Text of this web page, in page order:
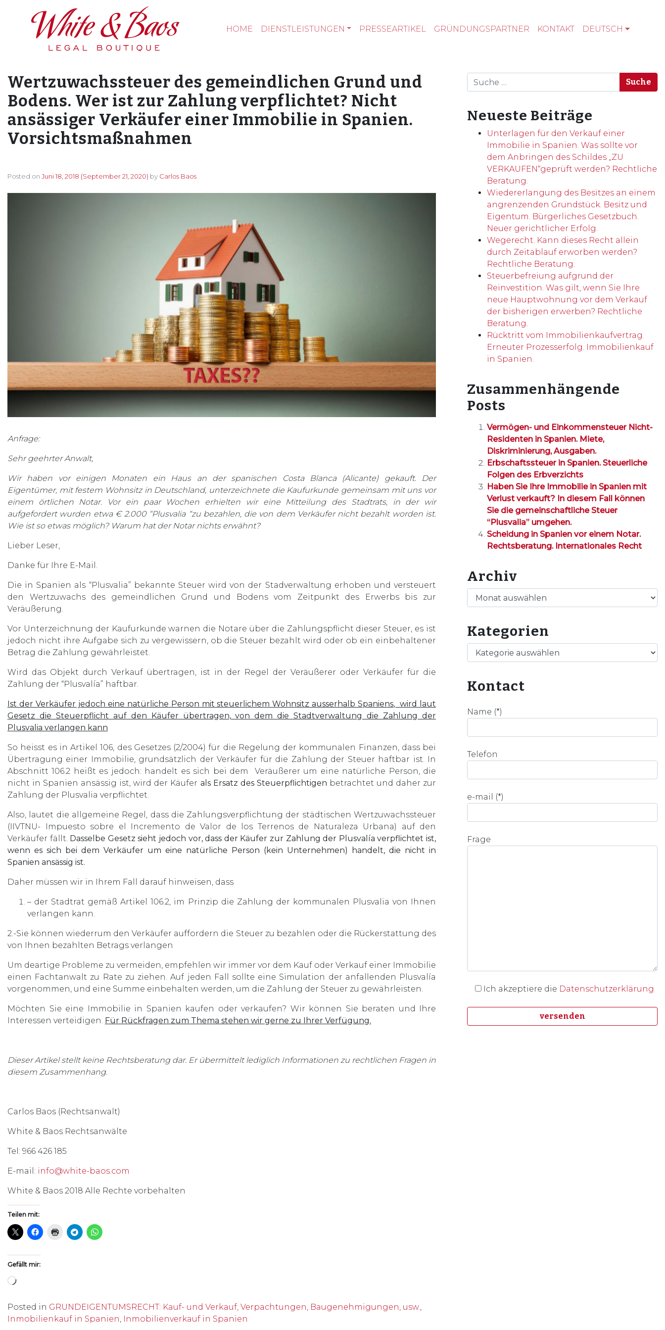
Main Navigation HOME DIENSTLEISTUNGEN PRESSEARTIKEL GRÜNDUNGSPARTNER KONTAKT DEUTSCH
Wertzuwachssteuer des gemeindlichen Grund und
Bodens. Wer ist zur Zahlung verpflichtet? Nicht
ansässiger Verkäufer einer Immobilie in Spanien.
Vorsichtsmaßnahmen
Posted on Juni 18, 2018 (September 21, 2020) by Carlos Baos
Anfrage:
Sehr geehrter Anwalt,
Wir haben vor einigen Monaten ein Haus an der spanischen Costa Blanca (Alicante) gekauft. Der
Eigentümer, mit festem Wohnsitz in Deutschland, unterzeichnete die Kaufurkunde gemeinsam mit uns vor
einem örtlichen Notar. Vor ein paar Wochen erhielten wir eine Mitteilung des Stadtrats, in der wir
aufgefordert wurden etwa € 2.000 “Plusvalia “zu bezahlen, die von dem Verkäufer nicht bezahlt worden ist.
Wie ist so etwas möglich? Warum hat der Notar nichts erwähnt?
Lieber Leser,
Danke für Ihre E-Mail.
Die in Spanien als “Plusvalia” bekannte Steuer wird von der Stadverwaltung erhoben und versteuert
den Wertzuwachs des gemeindlichen Grund und Bodens vom Zeitpunkt des Erwerbs bis zur
Veräußerung.
Vor Unterzeichnung der Kaufurkunde warnen die Notare über die Zahlungspflicht dieser Steuer, es ist
jedoch nicht ihre Aufgabe sich zu vergewissern, ob die Steuer bezahlt wird oder ob ein einbehaltener
Betrag die Zahlung gewährleistet.
Wird das Objekt durch Verkauf übertragen, ist in der Regel der Veräußerer oder Verkäufer für die
Zahlung der “Plusvalía” haftbar.
Ist der Verkäufer jedoch eine natürliche Person mit steuerlichem Wohnsitz ausserhalb Spaniens, wird laut
Gesetz die Steuerpflicht auf den Käufer übertragen, von dem die Stadtverwaltung die Zahlung der
Plusvalia verlangen kann
So heisst es in Artikel 106, des Gesetzes (2/2004) für die Regelung der kommunalen Finanzen, dass bei
Übertragung einer Immobilie, grundsätzlich der Verkäufer für die Zahlung der Steuer haftbar ist. In
Abschnitt 106.2 heißt es jedoch: handelt es sich bei dem Veräußerer um eine natürliche Person, die
nicht in Spanien ansässig ist, wird der Käufer als Ersatz des Steuerpflichtigen betrachtet und daher zur
Zahlung der Plusvalia verpflichtet.
Also, lautet die allgemeine Regel, dass die Zahlungsverpflichtung der städtischen Wertzuwachssteuer
(IIVTNU- Impuesto sobre el Incremento de Valor de los Terrenos de Naturaleza Urbana) auf den
Verkäufer fällt. Dasselbe Gesetz sieht jedoch vor, dass der Käufer zur Zahlung der Plusvalía verpflichtet ist,
wenn es sich bei dem Verkäufer um eine natürliche Person (kein Unternehmen) handelt, die nicht in
Spanien ansässig ist.
Daher müssen wir in Ihrem Fall darauf hinweisen, dass
– der Stadtrat gemäß Artikel 106.2, im Prinzip die Zahlung der kommunalen Plusvalia von Ihnen
verlangen kann.
2.-Sie können wiederrum den Verkäufer auffordern die Steuer zu bezahlen oder die Rückerstattung des
von Ihnen bezahlten Betrags verlangen
Um deartige Probleme zu vermeiden, empfehlen wir immer vor dem Kauf oder Verkauf einer Immobilie
einen Fachtanwalt zu Rate zu ziehen. Auf jeden Fall sollte eine Simulation der anfallenden Plusvalía
vorgenommen, und eine Summe einbehalten werden, um die Zahlung der Steuer zu gewährleisten.
Möchten Sie eine Immobilie in Spanien kaufen oder verkaufen? Wir können Sie beraten und Ihre
Interessen verteidigen. Für Rückfragen zum Thema stehen wir gerne zu Ihrer Verfügung.
Dieser Artikel stellt keine Rechtsberatung dar. Er übermittelt lediglich Informationen zu rechtlichen Fragen in
diesem Zusammenhang.
Carlos Baos (Rechtsanwalt)
White & Baos Rechtsanwälte
Tel: 966 426 185
E-mail: info@white-baos.com
White & Baos 2018 Alle Rechte vorbehalten
Teilen mit:
Gefällt mir:
Wird geladen …
Posted in GRUNDEIGENTUMSRECHT: Kauf- und Verkauf, Verpachtungen, Baugenehmigungen, usw.,
Inmobilienkauf in Spanien, Inmobilienverkauf in Spanien
Suche
Neueste Beiträge
Unterlagen für den Verkauf einer
Immobilie in Spanien. Was sollte vor
dem Anbringen des Schildes „ZU
VERKAUFEN“geprüft werden? Rechtliche
Beratung.
Wiedererlangung des Besitzes an einem
angrenzenden Grundstück. Besitz und
Eigentum. Bürgerliches Gesetzbuch.
Neuer gerichtlicher Erfolg.
Wegerecht. Kann dieses Recht allein
durch Zeitablauf erworben werden?
Rechtliche Beratung.
Steuerbefreiung aufgrund der
Reinvestition. Was gilt, wenn Sie Ihre
neue Hauptwohnung vor dem Verkauf
der bisherigen erwerben? Rechtliche
Beratung.
Rücktritt vom Immobilienkaufvertrag.
Erneuter Prozesserfolg. Immobilienkauf
in Spanien.
Zusammenhängende
Posts
Vermögen- und Einkommensteuer Nicht-
Residenten in Spanien. Miete,
Diskriminierung, Ausgaben.
Erbschaftssteuer in Spanien. Steuerliche
Folgen des Erbverzichts
Haben Sie Ihre Immobilie in Spanien mit
Verlust verkauft? In diesem Fall können
Sie die gemeinschaftliche Steuer
“Plusvalia” umgehen.
Scheidung in Spanien vor einem Notar.
Rechtsberatung. Internationales Recht
Archiv
Archiv
Kategorien
Kategorien
Kontact
Name (*)
Telefon
e-mail (*)
Frage
Ich akzeptiere die Datenschutzerklärung